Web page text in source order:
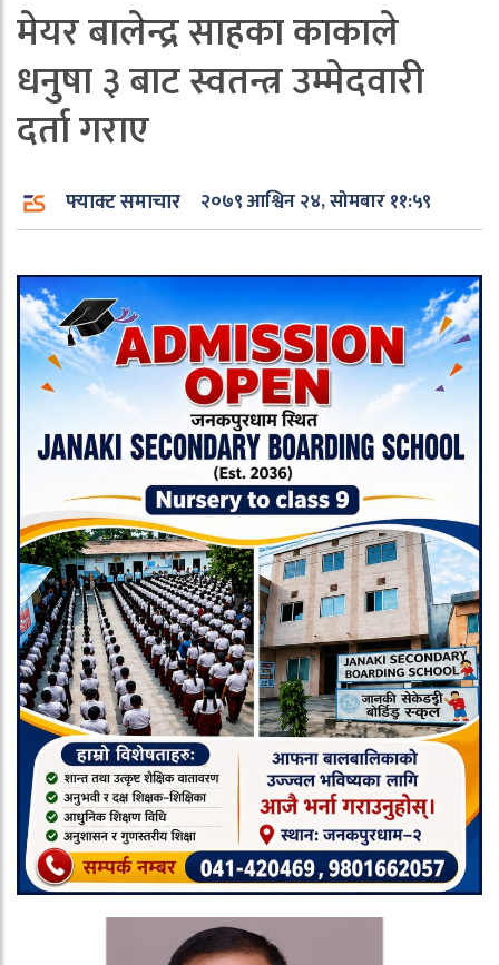
मेयर बालेन्द्र साहका काकाले
धनुषा ३ बाट स्वतन्त्र उम्मेदवारी
दर्ता गराए
फ्याक्ट समाचार २०७९ आश्विन २४, सोमबार ११:५९